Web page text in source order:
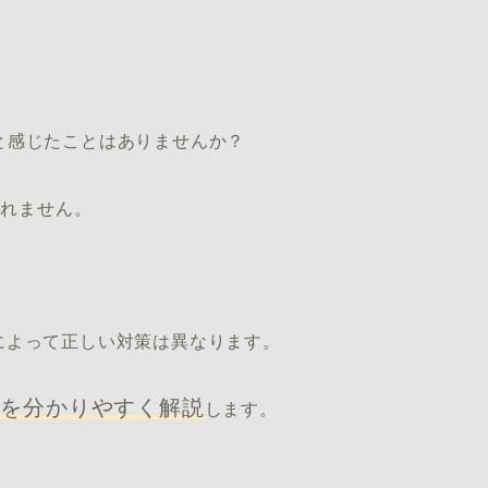
感じたことはありませんか？
ません。
って正しい対策は異なります。
分かりやすく解説 します。